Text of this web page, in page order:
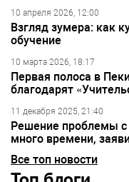
10 апреля 2026, 12:00
Взгляд зумера: как
обучение
10 марта 2026, 18:17
Первая полоса в
благодарят
11 декабря 2025, 21:40
Решение проблемы с
много времени,
Все топ новости